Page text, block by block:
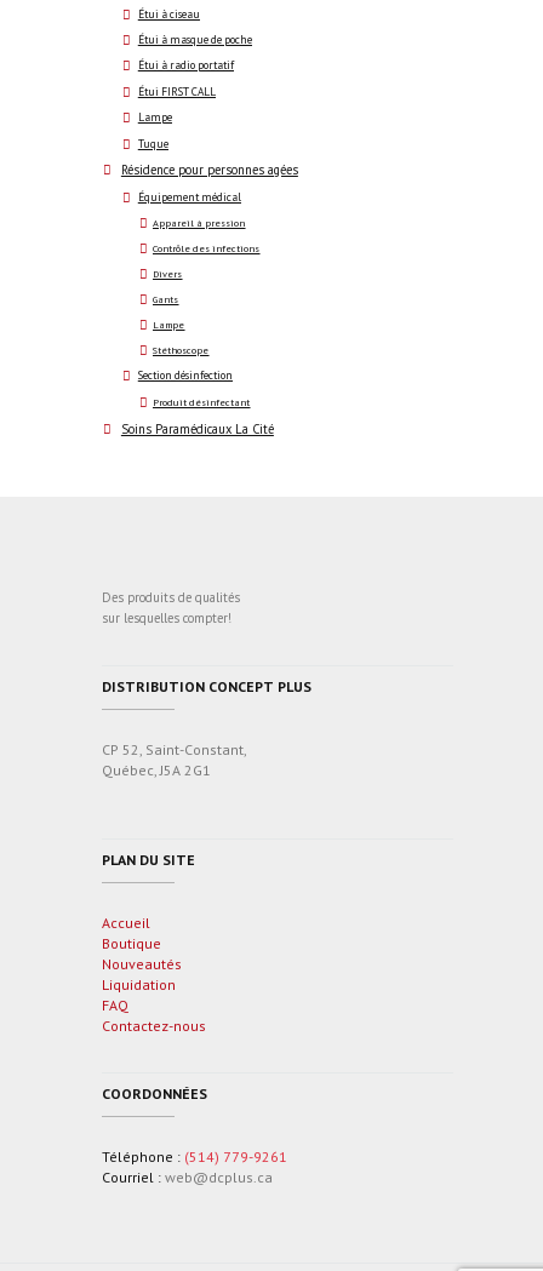
Étui à ciseau
Étui à masque de poche
Étui à radio portatif
Étui FIRST CALL
Lampe
Tuque
Résidence pour personnes agées
Équipement médical
Appareil à pression
Contrôle des infections
Divers
Gants
Lampe
Stéthoscope
Section désinfection
Produit désinfectant
Soins Paramédicaux La Cité
Des produits de qualités
sur lesquelles compter!
DISTRIBUTION CONCEPT PLUS
CP 52, Saint-Constant,
Québec, J5A 2G1
PLAN DU SITE
Accueil
Boutique
Nouveautés
Liquidation
FAQ
Contactez-nous
COORDONNÉES
Téléphone : (514) 779-9261
Courriel : web@dcplus.ca